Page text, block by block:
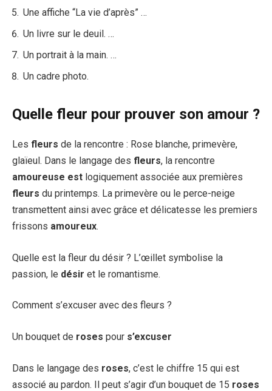
Une affiche “La vie d’après” …
Un livre sur le deuil. …
Un portrait à la main. …
Un cadre photo.
Quelle fleur pour prouver son amour ?
Les fleurs de la rencontre : Rose blanche, primevère,
glaïeul. Dans le langage des fleurs, la rencontre
amoureuse est logiquement associée aux premières
fleurs du printemps. La primevère ou le perce-neige
transmettent ainsi avec grâce et délicatesse les premiers
frissons amoureux.
Quelle est la fleur du désir ? L’œillet symbolise la
passion, le désir et le romantisme.
Comment s’excuser avec des fleurs ?
Un bouquet de roses pour s’excuser
Dans le langage des roses, c’est le chiffre 15 qui est
associé au pardon. Il peut s’agir d’un bouquet de 15 roses